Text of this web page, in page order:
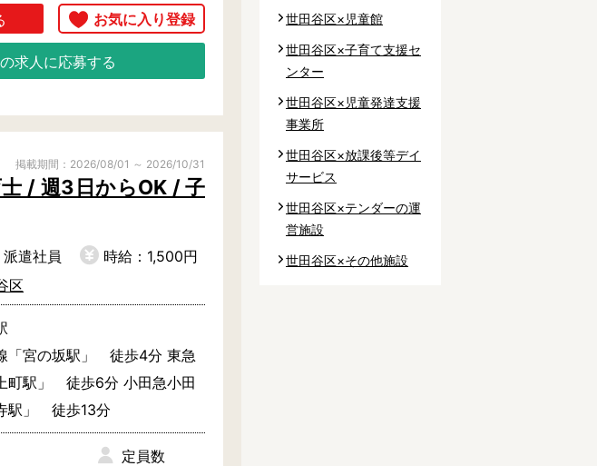
る方はお気軽にご相談くだ
求人に応募する
掲載期間：2026/08/01 ～ 2026/10/31
/ 週3日からOK / 子
派遣社員
時給：1,500円
区
「宮の坂駅」 徒歩4分 東急
町駅」 徒歩6分 小田急小田
駅」 徒歩13分
定員数
世田谷区×児童館
世田谷区×子育て支援セ
ンター
世田谷区×児童発達支援
事業所
世田谷区×放課後等デイ
サービス
世田谷区×テンダーの運
営施設
世田谷区×その他施設